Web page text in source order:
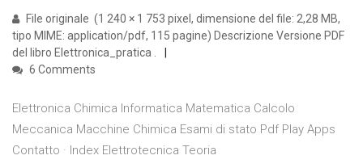
File originale ‎ (1 240 × 1 753 pixel, dimensione del file: 2,28 MB,
tipo MIME: application/pdf, 115 pagine) Descrizione Versione PDF
del libro Elettronica_pratica .
6 Comments
Elettronica Chimica Informatica Matematica Calcolo
Meccanica Macchine Chimica Esami di stato Pdf Play Apps
Contatto · Index Elettrotecnica Teoria